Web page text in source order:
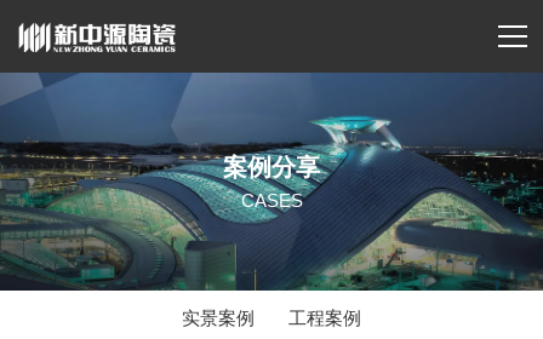
案例分享
CASES
实景案例 工程案例